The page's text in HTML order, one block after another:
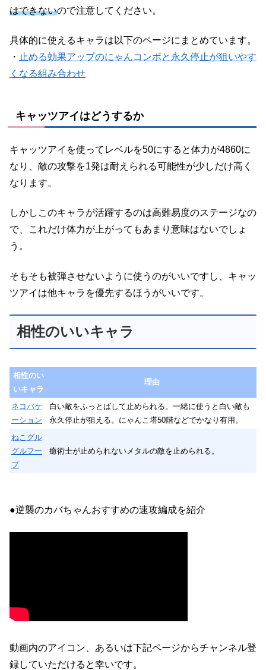
はできないので注意してください。
具体的に使えるキャラは以下のページにまとめています。
・ 止める効果アップのにゃんコンボと永久停止が狙いやす
くなる組み合わせ
キャッツアイはどうするか
キャッツアイを使ってレベルを50にすると体力が4860に
なり、敵の攻撃を1発は耐えられる可能性が少しだけ高く
なります。
しかしこのキャラが活躍するのは高難易度のステージなの
で、これだけ体力が上がってもあまり意味はないでしょ
う。
そもそも被弾させないように使うのがいいですし、キャッ
ツアイは他キャラを優先するほうがいいです。
相性のいいキャラ
相性のい
いキャラ
理由
ネコバケ
ーション
白い敵をふっとばして止められる。一緒に使うと白い敵も
永久停止が狙える。にゃんこ塔50階などでかなり有用。
ねこグル
グルフー
プ
癒術士が止められないメタルの敵を止められる。
●逆襲のカバちゃんおすすめの速攻編成を紹介
動画内のアイコン、あるいは下記ページからチャンネル登
録していただけると幸いです。